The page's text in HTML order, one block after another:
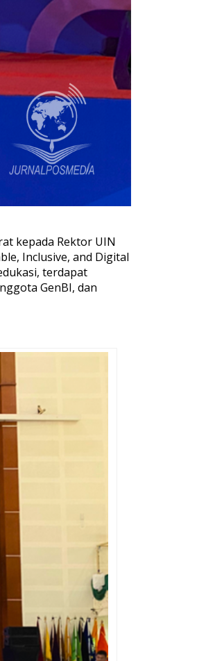
kepada Rektor UIN
Inclusive, and Digital
terdapat
GenBI, dan